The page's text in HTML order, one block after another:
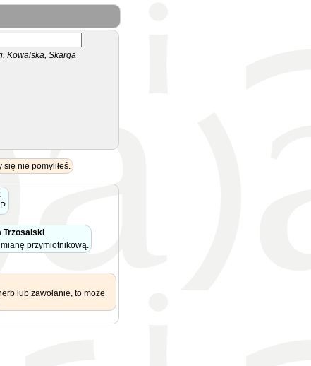
Kowalska, Skarga
się nie pomyliłeś.
Trzosalski
przymiotnikową.
lub zawołanie, to może